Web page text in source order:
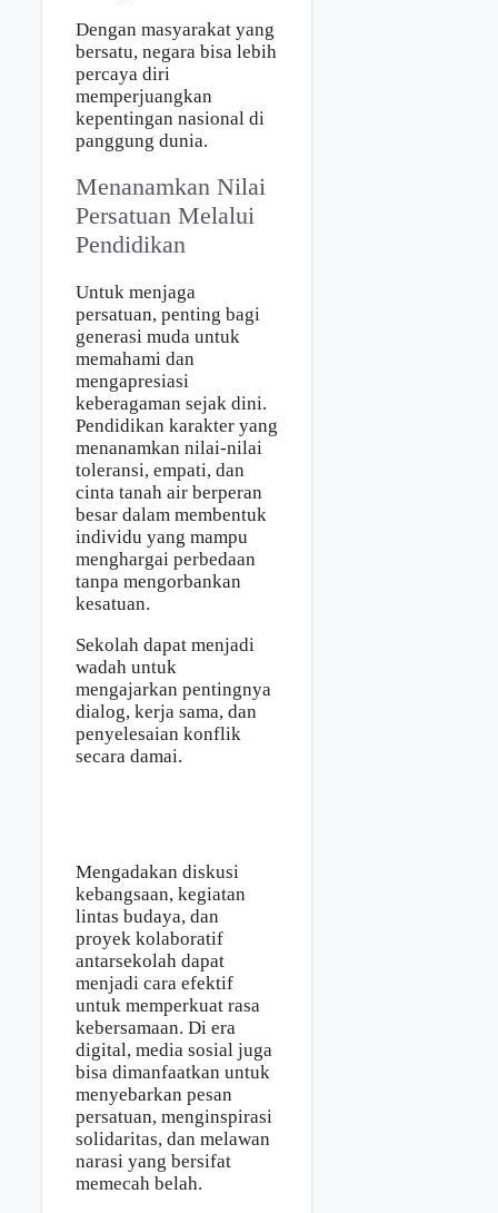
Dengan masyarakat yang
bersatu, negara bisa lebih
percaya diri
memperjuangkan
kepentingan nasional di
panggung dunia.
Menanamkan Nilai
Persatuan Melalui
Pendidikan
Untuk menjaga
persatuan, penting bagi
generasi muda untuk
memahami dan
mengapresiasi
keberagaman sejak dini.
Pendidikan karakter yang
menanamkan nilai-nilai
toleransi, empati, dan
cinta tanah air berperan
besar dalam membentuk
individu yang mampu
menghargai perbedaan
tanpa mengorbankan
kesatuan.
Sekolah dapat menjadi
wadah untuk
mengajarkan pentingnya
dialog, kerja sama, dan
penyelesaian konflik
secara damai.
Mengadakan diskusi
kebangsaan, kegiatan
lintas budaya, dan
proyek kolaboratif
antarsekolah dapat
menjadi cara efektif
untuk memperkuat rasa
kebersamaan. Di era
digital, media sosial juga
bisa dimanfaatkan untuk
menyebarkan pesan
persatuan, menginspirasi
solidaritas, dan melawan
narasi yang bersifat
memecah belah.